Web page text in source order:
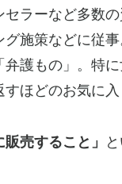
ラーなど多数
施策などに従
護もの」。特
ほどのお気に入
売すること」